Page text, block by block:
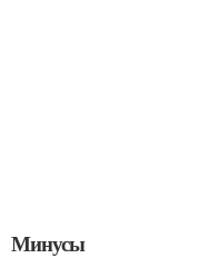
Минусы